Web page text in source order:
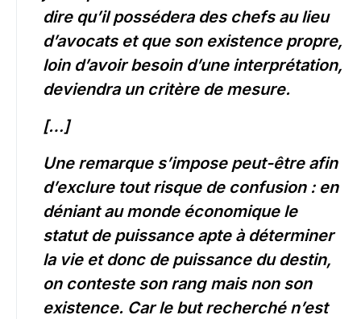
dire qu’il possédera des chefs au lieu
d’avocats et que son existence propre,
loin d’avoir besoin d’une interprétation,
deviendra un critère de mesure.
[…]
Une remarque s’impose peut-être afin
d’exclure tout risque de confusion : en
déniant au monde économique le
statut de puissance apte à déterminer
la vie et donc de puissance du destin,
on conteste son rang mais non son
existence. Car le but recherché n’est